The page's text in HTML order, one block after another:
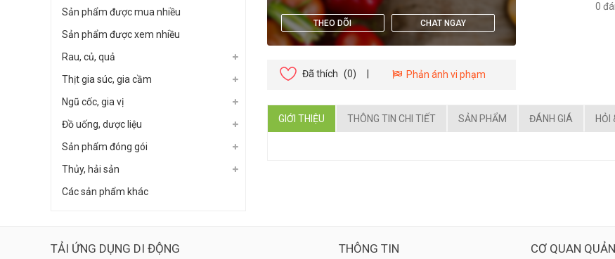
Sản phẩm được mua nhiều
Sản phẩm được xem nhiều
Rau, củ, quả
Thịt gia súc, gia cầm
Ngũ cốc, gia vị
Đồ uống, dược liệu
Sản phẩm đóng gói
Thủy, hải sản
Các sản phẩm khác
THEO DÕI CHAT NGAY
Đã thích (0) Phản ánh vi phạm
0
GIỚI THIỆU THÔNG TIN CHI TIẾT SẢN PHẨM ĐÁNH GIÁ HỎI
TẢI ỨNG DỤNG DI ĐỘNG THÔNG TIN CƠ QUAN